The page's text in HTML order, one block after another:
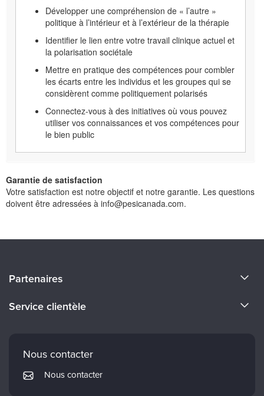
Développer une compréhension de « l’autre »
politique à l’intérieur et à l’extérieur de la thérapie
Identifier le lien entre votre travail clinique actuel et
la polarisation sociétale
Mettre en pratique des compétences pour combler
les écarts entre les individus et les groupes qui se
considèrent comme politiquement polarisés
Connectez-vous à des initiatives où vous pouvez
utiliser vos connaissances et vos compétences pour
le bien public
Garantie de satisfaction
Votre satisfaction est notre objectif et notre garantie. Les questions
doivent être adressées à info@pesicanada.com.
Carrières
Partenaires
Therapist.com
Service clientèle
FAQ
Mon compte
Nous contacter
Nous contacter